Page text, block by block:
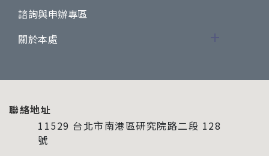
諮詢與申辦專區
關於本處
聯絡地址
11529 台北市南港區研究院路二段 128
號